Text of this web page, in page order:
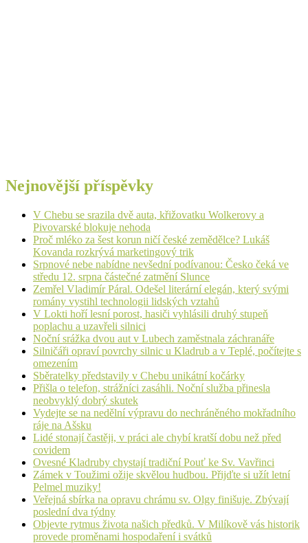
Nejnovější příspěvky
V Chebu se srazila dvě auta, křižovatku Wolkerovy a
Pivovarské blokuje nehoda
Proč mléko za šest korun ničí české zemědělce? Lukáš
Kovanda rozkrývá marketingový trik
Srpnové nebe nabídne nevšední podívanou: Česko čeká ve
středu 12. srpna částečné zatmění Slunce
Zemřel Vladimír Páral. Odešel literární elegán, který svými
romány vystihl technologii lidských vztahů
V Lokti hoří lesní porost, hasiči vyhlásili druhý stupeň
poplachu a uzavřeli silnici
Noční srážka dvou aut v Lubech zaměstnala záchranáře
Silničáři opraví povrchy silnic u Kladrub a v Teplé, počítejte s
omezením
Sběratelky představily v Chebu unikátní kočárky
Přišla o telefon, strážníci zasáhli. Noční služba přinesla
neobvyklý dobrý skutek
Vydejte se na nedělní výpravu do nechráněného mokřadního
ráje na Ašsku
Lidé stonají častěji, v práci ale chybí kratší dobu než před
covidem
Ovesné Kladruby chystají tradiční Pouť ke Sv. Vavřinci
Zámek v Toužimi ožije skvělou hudbou. Přijďte si užít letní
Pelmel muziky!
Veřejná sbírka na opravu chrámu sv. Olgy finišuje. Zbývají
poslední dva týdny
Objevte rytmus života našich předků. V Milíkově vás historik
provede proměnami hospodaření i svátků